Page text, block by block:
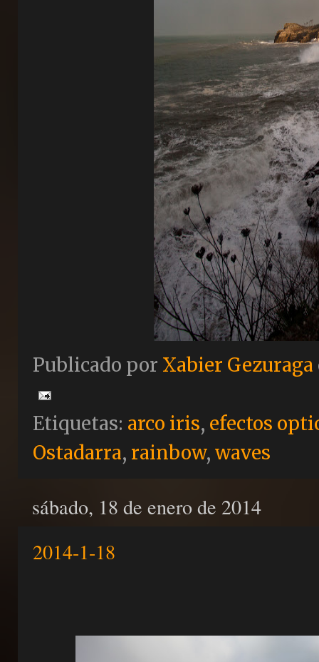
Publicado por Xabier Gezuraga
Etiquetas: arco iris, efectos
Ostadarra, rainbow, waves
sábado, 18 de enero de 2014
2014-1-18